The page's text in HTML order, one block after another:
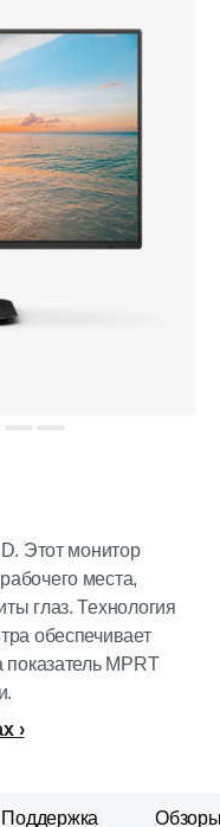
Этот монитор
места,
глаз. Технология
обеспечивает
MPRT
Поддержка